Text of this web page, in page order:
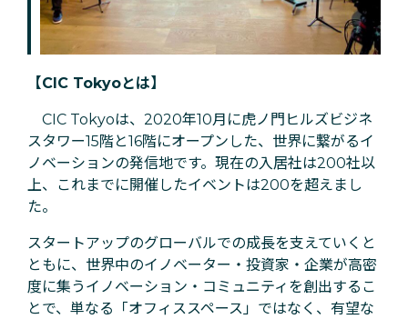
【CIC Tokyoとは】
CIC Tokyoは、2020年10月に虎ノ門ヒルズビジネ
スタワー15階と16階にオープンした、世界に繋がるイ
ノベーションの発信地です。現在の入居社は200社以
上、これまでに開催したイベントは200を超えまし
た。
スタートアップのグローバルでの成長を支えていくと
ともに、世界中のイノベーター・投資家・企業が高密
度に集うイノベーション・コミュニティを創出するこ
とで、単なる「オフィススペース」ではなく、有望な